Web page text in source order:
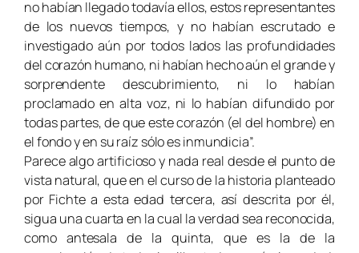
no habían llegado todavía ellos, estos representantes
de los nuevos tiempos, y no habían escrutado e
investigado aún por todos lados las profundidades
del corazón humano, ni habían hecho aún el grande y
sorprendente descubrimiento, ni lo habían
proclamado en alta voz, ni lo habían difundido por
todas partes, de que este corazón (el del hombre) en
el fondo y en su raíz sólo es inmundicia”.
Parece algo artificioso y nada real desde el punto de
vista natural, que en el curso de la historia planteado
por Fichte a esta edad tercera, así descrita por él,
sigua una cuarta en la cual la verdad sea reconocida,
como antesala de la quinta, que es la de la